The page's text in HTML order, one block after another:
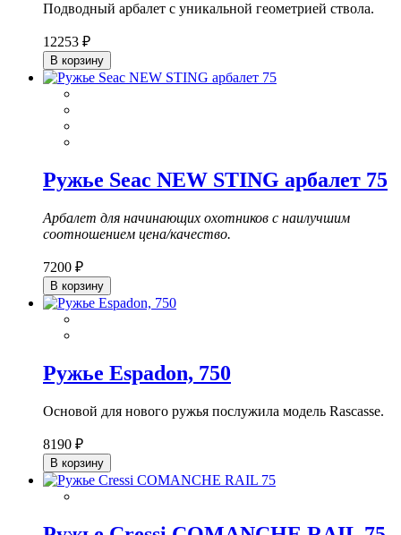
Подводный арбалет с уникальной геометрией ствола.
12253 ₽
В корзину
Ружье Seac NEW STING арбалет 75
Арбалет для начинающих охотников с наилучшим
соотношением цена/качество.
7200 ₽
В корзину
Ружье Espadon, 750
Основой для нового ружья послужила модель Rascasse.
8190 ₽
В корзину